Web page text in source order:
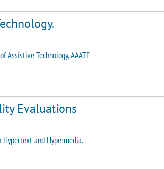
Assistive Technology, AAATE
Evaluations
Hypertext and Hypermedia.